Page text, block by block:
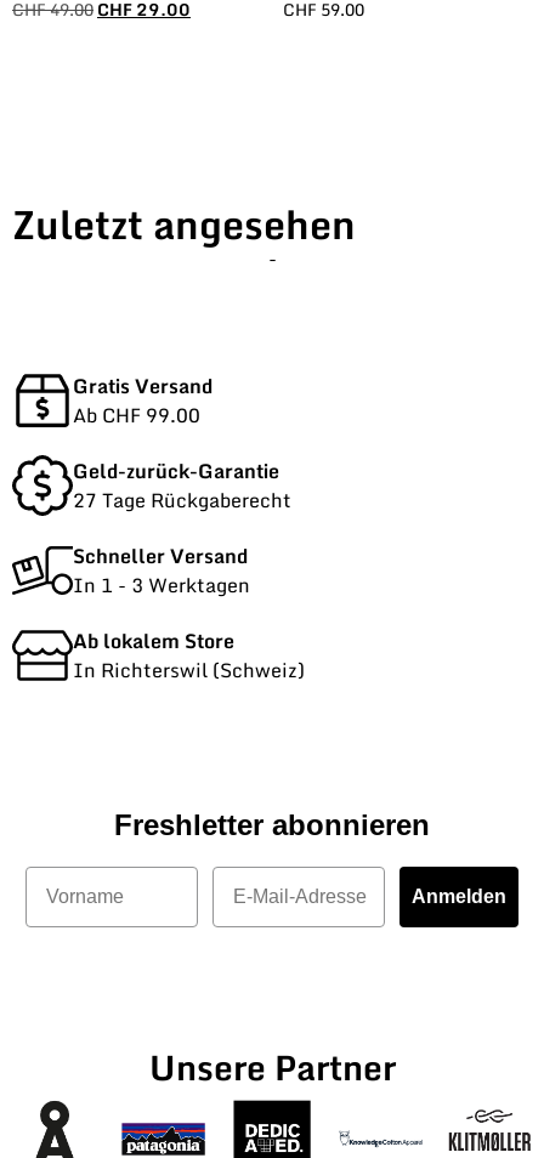
CHF49.00CHF29.00 CHF 59.00
Zuletzt angesehen
-
Gratis Versand
Ab CHF 99.00
Geld-zurück-Garantie
27 Tage Rückgaberecht
Schneller Versand
In 1 - 3 Werktagen
Ab lokalem Store
In Richterswil (Schweiz)
Freshletter abonnieren
Vorname
E-Mail
Anmelden
Unsere Partner